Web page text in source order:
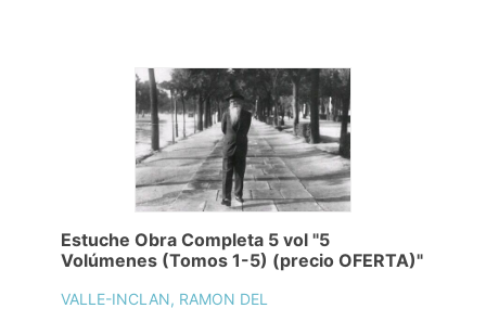
Estuche Obra Completa 5 vol "5
Volúmenes (Tomos 1-5) (precio OFERTA)"
VALLE-INCLAN, RAMON DEL